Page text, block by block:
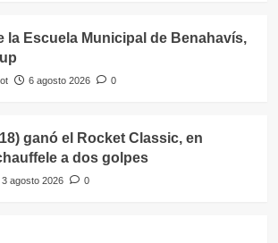
la Escuela Municipal de Benahavís,
6 agosto 2026
0
ganó el Rocket Classic, en
a dos golpes
3 agosto 2026 0